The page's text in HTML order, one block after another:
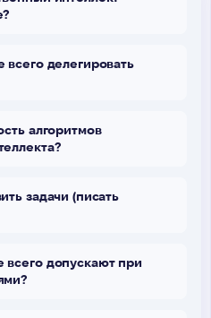
всего делегировать
алгоритмов
задачи (писать
допускают при